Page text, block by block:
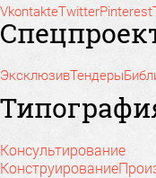
VkontakteTwitterPinterest
ЭксклюзивТендеры
Консультирование
Конструирование